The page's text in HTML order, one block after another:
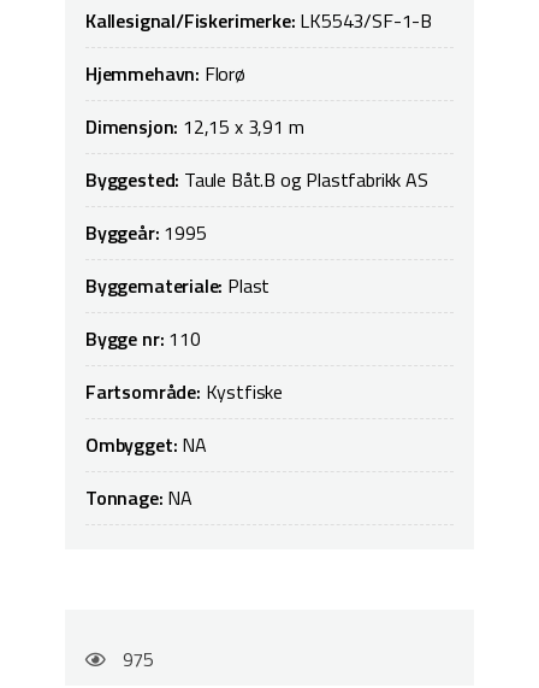
Kallesignal/Fiskerimerke: LK5543/SF-1-B
Hjemmehavn: Florø
Dimensjon: 12,15 x 3,91 m
Byggested: Taule Båt.B og Plastfabrikk AS
Byggeår: 1995
Byggemateriale: Plast
Bygge nr: 110
Fartsområde: Kystfiske
Ombygget: NA
Tonnage: NA
975